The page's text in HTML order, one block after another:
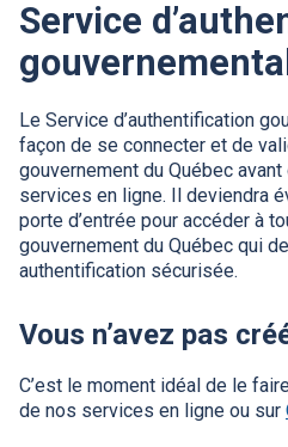
Service
Le Service d’authentification
façon de se connecter et de
gouvernement du Québec avant
services en ligne. Il deviendra
porte d’entrée pour accéder à
gouvernement du Québec qui
authentification sécurisée.
Vous n’avez pas
C’est le moment idéal de le
de nos services en ligne ou sur